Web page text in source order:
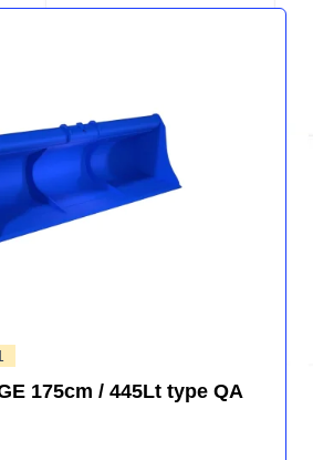
175cm / 445Lt type QA